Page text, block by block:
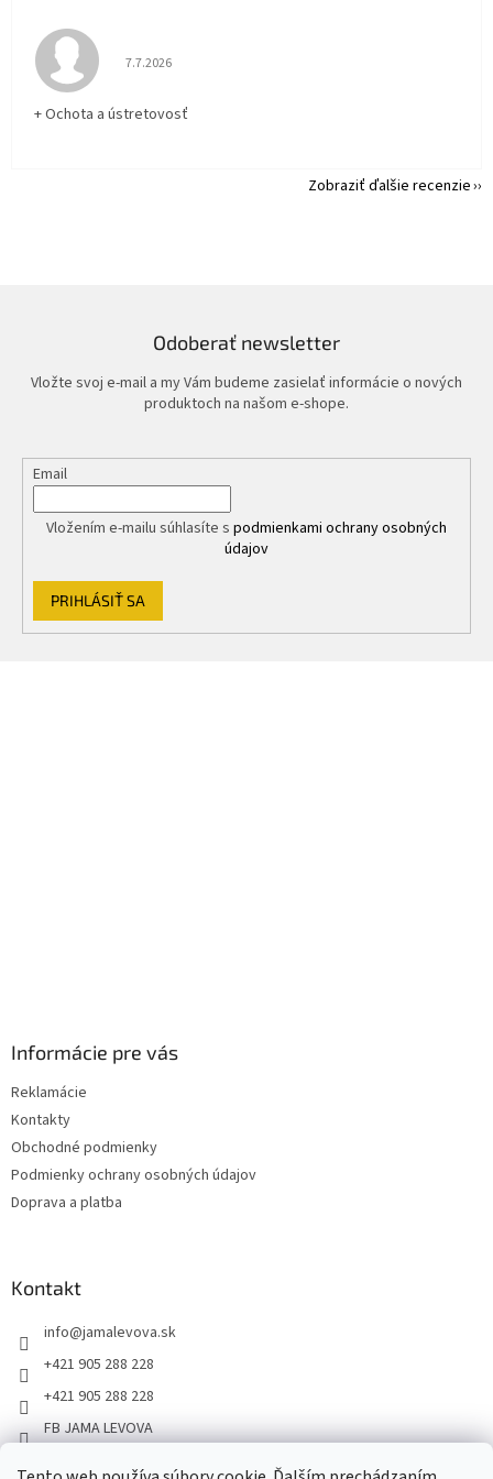
Hodnotenie obchodu je 5 z 5 hviezdičiek.
7.7.2026
+ Ochota a ústretovosť
Zobraziť ďalšie recenzie
Odoberať newsletter
Vložte svoj e-mail a my Vám budeme zasielať informácie o nových
produktoch na našom e-shope.
Email
Vložením e-mailu súhlasíte s podmienkami ochrany osobných
údajov
PRIHLÁSIŤ SA
Informácie pre vás
Reklamácie
Kontakty
Obchodné podmienky
Podmienky ochrany osobných údajov
Doprava a platba
Kontakt
info@jamalevova.sk
+421 905 288 228
+421 905 288 228
FB JAMA LEVOVA